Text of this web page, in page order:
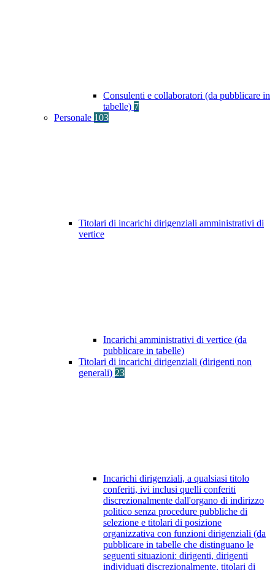
Consulenti e collaboratori (da pubblicare in
tabelle) 7
Personale 103
Titolari di incarichi dirigenziali amministrativi di
vertice
Incarichi amministrativi di vertice (da
pubblicare in tabelle)
Titolari di incarichi dirigenziali (dirigenti non
generali) 23
Incarichi dirigenziali, a qualsiasi titolo
conferiti, ivi inclusi quelli conferiti
discrezionalmente dall'organo di indirizzo
politico senza procedure pubbliche di
selezione e titolari di posizione
organizzativa con funzioni dirigenziali (da
pubblicare in tabelle che distinguano le
seguenti situazioni: dirigenti, dirigenti
individuati discrezionalmente, titolari di